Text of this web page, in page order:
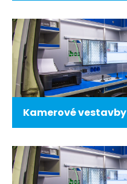
Kamerové vestavby